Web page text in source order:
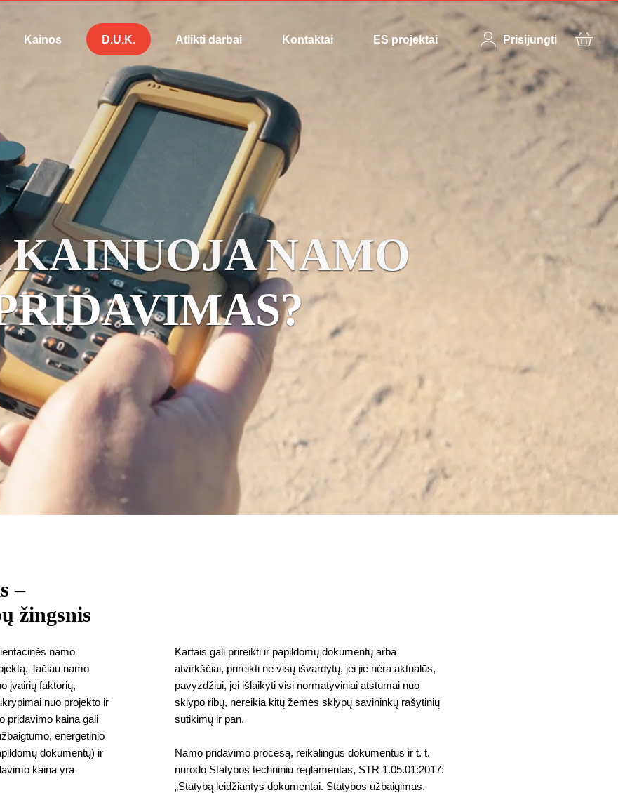
Kainos D.U.K. Atlikti darbai Kontaktai ES projektai Prisijungti
NAMO
–
žingsnis
namo
Tačiau namo
įvairių faktorių,
nuo projekto ir
pridavimo kaina gali
energetinio
dokumentų) ir
kaina yra
Kartais gali prireikti ir papildomų dokumentų arba
atvirkščiai, prireikti ne visų išvardytų, jei jie nėra aktualūs,
pavyzdžiui, jei išlaikyti visi normatyviniai atstumai nuo
sklypo ribų, nereikia kitų žemės sklypų savininkų rašytinių
sutikimų ir pan.
Namo pridavimo procesą, reikalingus dokumentus ir t. t.
nurodo Statybos techniniu reglamentas, STR 1.05.01:2017:
„Statybą leidžiantys dokumentai. Statybos užbaigimas.